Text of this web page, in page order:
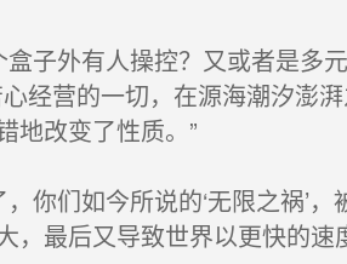
子外有人操控？又或者是多
经营的一切，在源海潮汐澎
地改变了性质。”
你们如今所说的‘无限之祸’
，最后又导致世界以更快的